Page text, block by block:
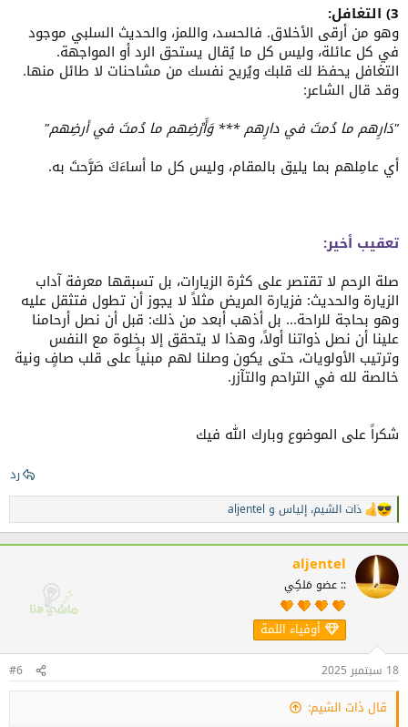
3) التغافل:
وهو من أرقى الأخلاق. فالحسد، واللمز، والحديث السلبي موجود
في كل عائلة، وليس كل ما يُقال يستحق الرد أو المواجهة.
التغافل يحفظ لك قلبك ويُريح نفسك من مشاحنات لا طائل منها.
وقد قال الشاعر:
"دَارِهم ما دُمتَ في دارِهم *** وَأَرْضِهم ما دُمتَ في أرضِهم"
أي عامِلهم بما يليق بالمقام، وليس كل ما أساءَكَ صَرَّحتَ به.
تعقيب أخير:
صلة الرحم لا تقتصر على كثرة الزيارات، بل تسبقها معرفة آداب
الزيارة والحديث: فزيارة المريض مثلاً لا يجوز أن تطول فتثقل عليه
وهو بحاجة للراحة... بل أذهب أبعد من ذلك: قبل أن نصل أرحامنا
علينا أن نصل ذواتنا أولاً، وهذا لا يتحقق إلا بخلوة مع النفس
وترتيب الأولويات، حتى يكون وصلنا لهم مبنياً على قلب صافٍ ونية
خالصة لله في التراحم والتآزر.
شكراً على الموضوع وبارك الله فيك
رد
ا
ل
ت
ف
ع
ذات الشيم، إلياس و aljentel
aljentel
:: عضو مَلكِي
أوفياء اللمة
18 سبتمبر 2025 #6
قال ذات الشيم: